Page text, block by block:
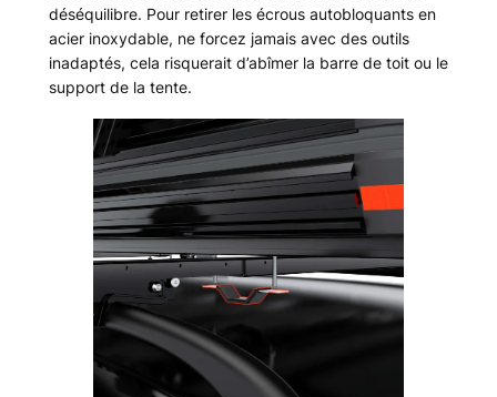
déséquilibre. Pour retirer les écrous autobloquants en
acier inoxydable, ne forcez jamais avec des outils
inadaptés, cela risquerait d’abîmer la barre de toit ou le
support de la tente.